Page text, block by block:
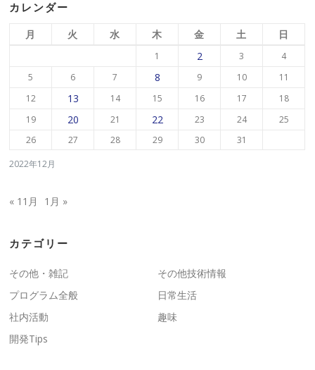
カレンダー
2022年12月
月 火 水 木 金 土 日
1 2 3
4
5
6 7 8 9 10
11
12
13 14 15 16 17
18
19
20 21 22 23 24
25
26
27 28 29 30 31
« 11月 1月 »
カテゴリー
その他・雑記
その他技術情報
プログラム全般
日常生活
社内活動
趣味
開発Tips